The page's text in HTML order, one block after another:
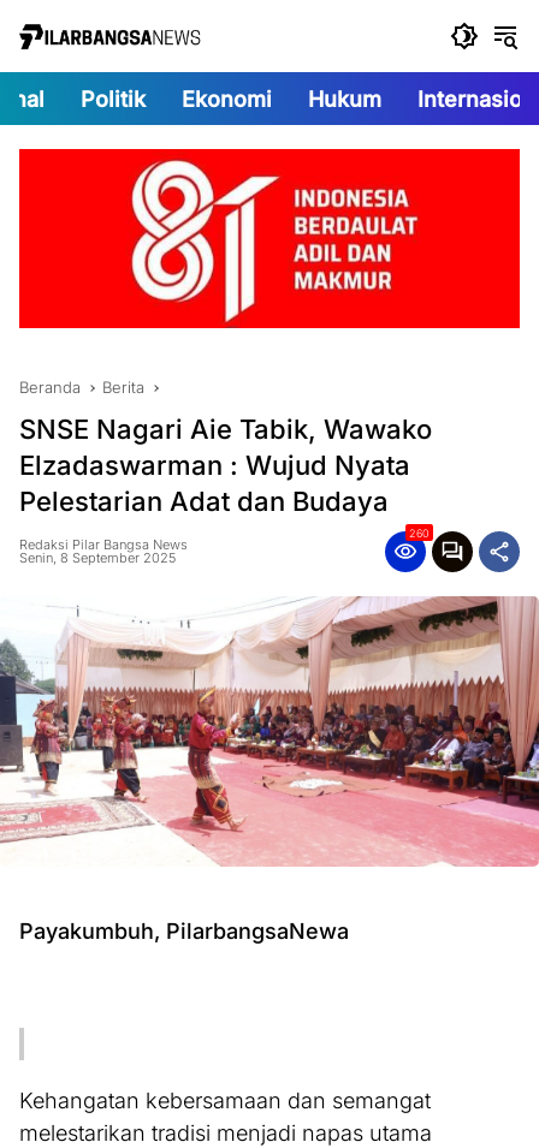
Politik Ekonomi Hukum
Beranda Berita
SNSE Nagari Aie Tabik, Wawako
Elzadaswarman : Wujud Nyata
Pelestarian Adat dan Budaya
Redaksi Pilar Bangsa News
Senin, 8 September 2025
260
Payakumbuh, PilarbangsaNewa
Kehangatan kebersamaan dan semangat
melestarikan tradisi menjadi napas utama